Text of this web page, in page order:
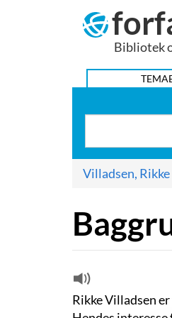
Bibliotek
HOVEDMENU
Villadsen, Rikke
Rikke Villadsen